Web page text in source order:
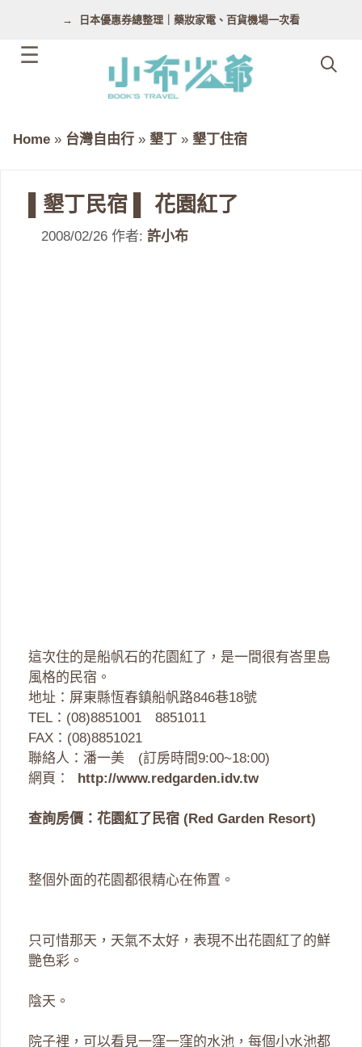
日本優惠券總整理｜藥妝家電、百貨機場一次看
Home » 台灣自由行 » 墾丁 » 墾丁住宿
▌墾丁民宿 ▌ 花園紅了
2008/02/26 作者: 許小布
這次住的是船帆石的花園紅了，是一間很有峇里島
風格的民宿。
地址：屏東縣恆春鎮船帆路846巷18號
TEL：(08)8851001 8851011
FAX：(08)8851021
聯絡人：潘一美 (訂房時間9:00~18:00)
網頁： http://www.redgarden.idv.tw
查詢房價：花園紅了民宿 (Red Garden Resort)
整個外面的花園都很精心在佈置。
只可惜那天，天氣不太好，表現不出花園紅了的鮮
艷色彩。
陰天。
院子裡，可以看見一窪一窪的水池，每個小水池都